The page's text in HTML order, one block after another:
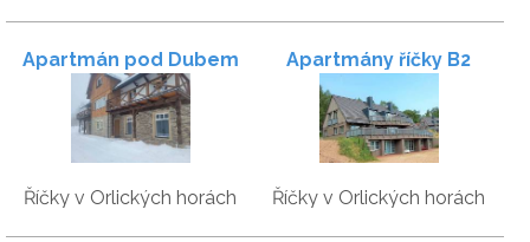
Apartmán pod Dubem
Říčky v Orlických horách
Apartmány říčky B2
Říčky v Orlických horách